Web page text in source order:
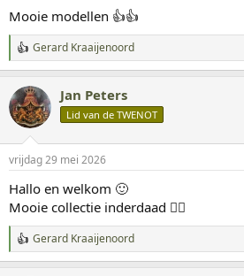
e
n
Mooie modellen 👍👍
W
a
r
d
e
n
e
n
:
Gerard Kraaijenoord
Jan Peters
Lid van de TWENOT
vrijdag 29 mei 2026
Hallo en welkom 🙂
Mooie collectie inderdaad 👍🏻
W
a
Gerard Kraaijenoord